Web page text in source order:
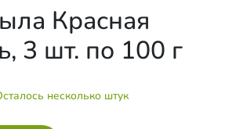
Красная
3 шт. по 100 г
несколько штук